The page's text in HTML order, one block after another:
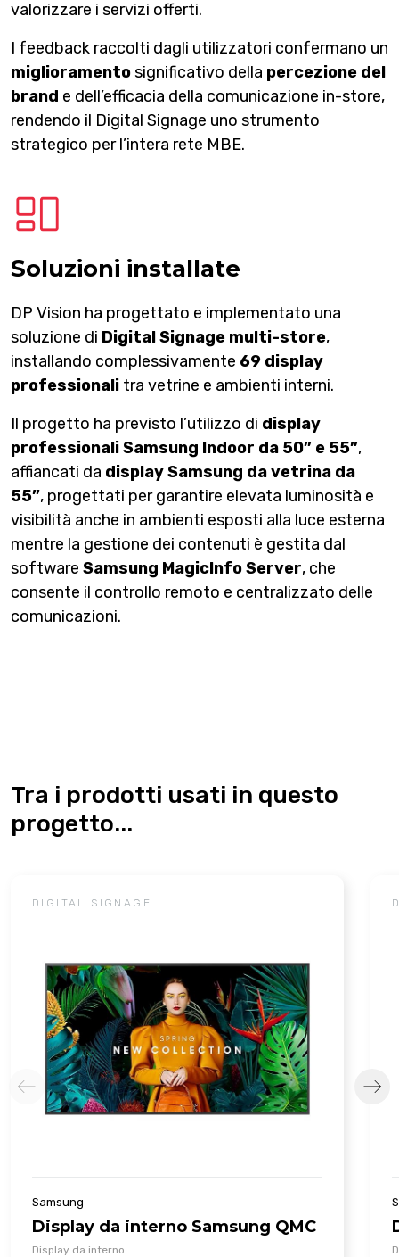
valorizzare i servizi offerti.
I feedback raccolti dagli utilizzatori confermano un
miglioramentosignificativo della percezione del
brand e dell’efficacia della comunicazione in-store,
rendendo il Digital Signage uno strumento
strategico per l’intera rete MBE.
Soluzioni installate
DP Vision ha progettato e implementato una
soluzione di Digital Signage multi-store,
installando complessivamente 69 display
professionali tra vetrine e ambienti interni.
Il progetto ha previsto l’utilizzo di display
professionali Samsung Indoor da 50” e 55”,
affiancati da display Samsung da vetrina da
55”, progettati per garantire elevata luminosità e
visibilità anche in ambienti esposti alla luce esterna
mentre la gestione dei contenuti è gestita dal
software Samsung MagicInfo Server, che
consente il controllo remoto e centralizzato delle
comunicazioni.
Tra i prodotti usati in questo
progetto...
DIGITAL SIGNAGE
Samsung
Display da interno Samsung QMC
Display da interno